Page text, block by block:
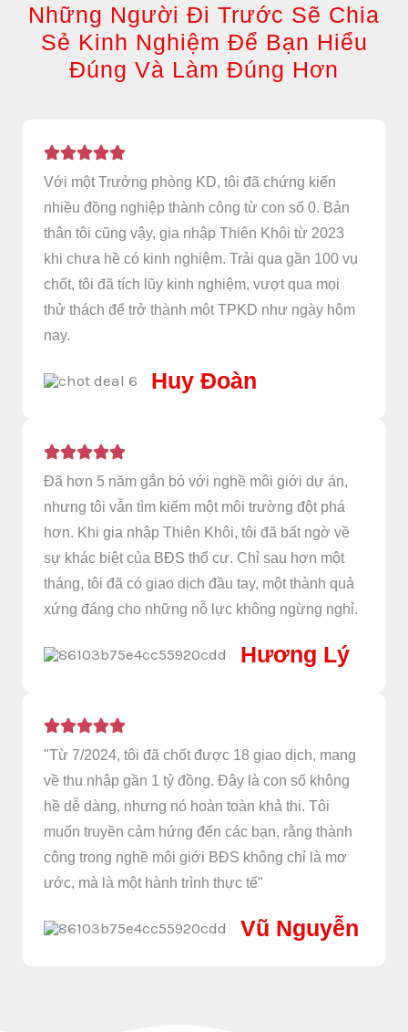
Những Người Đi Trước Sẽ Chia
Sẻ Kinh Nghiệm Để Bạn Hiểu
Đúng Và Làm Đúng Hơn
Với một Trưởng phòng KD, tôi đã chứng kiến
nhiều đồng nghiệp thành công từ con số 0. Bản
thân tôi cũng vậy, gia nhập Thiên Khôi từ 2023
khi chưa hề có kinh nghiệm. Trải qua gần 100 vụ
chốt, tôi đã tích lũy kinh nghiệm, vượt qua mọi
thử thách để trở thành một TPKD như ngày hôm
nay.
Huy Đoàn
Đã hơn 5 năm gắn bó với nghề môi giới dự án,
nhưng tôi vẫn tìm kiếm một môi trường đột phá
hơn. Khi gia nhập Thiên Khôi, tôi đã bất ngờ về
sự khác biệt của BĐS thổ cư. Chỉ sau hơn một
tháng, tôi đã có giao dịch đầu tay, một thành quả
xứng đáng cho những nỗ lực không ngừng nghỉ.
Hương Lý
"Từ 7/2024, tôi đã chốt được 18 giao dịch, mang
về thu nhập gần 1 tỷ đồng. Đây là con số không
hề dễ dàng, nhưng nó hoàn toàn khả thi. Tôi
muốn truyền cảm hứng đến các bạn, rằng thành
công trong nghề môi giới BĐS không chỉ là mơ
ước, mà là một hành trình thực tế"
Vũ Nguyễn